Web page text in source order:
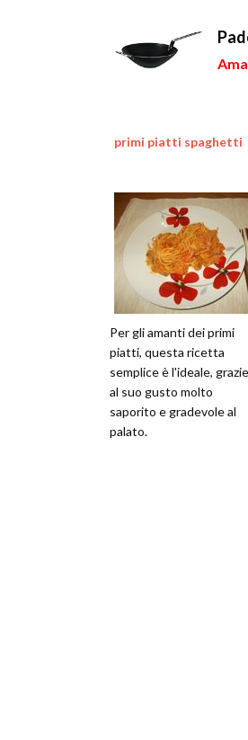
primi piatti spaghetti
Per gli amanti dei primi
piatti, questa ricetta
semplice è l'ideale, grazie
al suo gusto molto
saporito e gradevole al
palato.